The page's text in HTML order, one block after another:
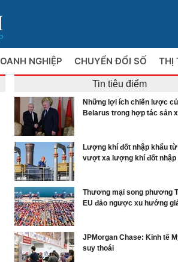
NGHIỆP CHUYỂN ĐỔI SỐ THỊ
Tin tiêu điểm
Những lợi ích chiến lược
Belarus trong hợp tác sản
Lượng khí đốt nhập khẩu từ
vượt xa lượng khí đốt nhập
Thương mại song phương
EU đảo ngược xu hướng
JPMorgan Chase: Kinh tế
suy thoái